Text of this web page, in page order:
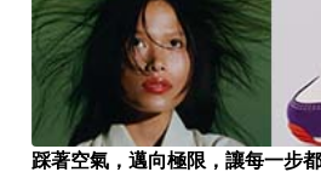
踩著空氣，邁向極限，讓每一步